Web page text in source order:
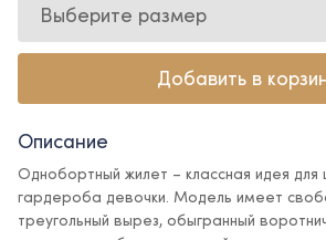
Выберите размер
Добавить в
Описание
Однобортный жилет – классная идея для
гардероба девочки. Модель имеет
треугольный вырез, обыгранный